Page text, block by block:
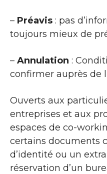
– Préavis : pas
toujours mieux de
– Annulation :
confirmer auprès de
Ouverts aux
entreprises et aux
espaces de co-
certains documents
d’identité ou un
réservation d’un